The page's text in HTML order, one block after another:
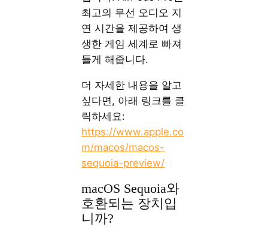
최고의 무선 오디오 지
연 시간을 제공하여 생
생한 게임 세계로 빠져
들게 해줍니다.
더 자세한 내용을 알고
싶다면, 아래 링크를 클
릭하세요:
https://www.apple.co
m/macos/macos-
sequoia-preview/
macOS Sequoia와
호환되는 장치입
니까?